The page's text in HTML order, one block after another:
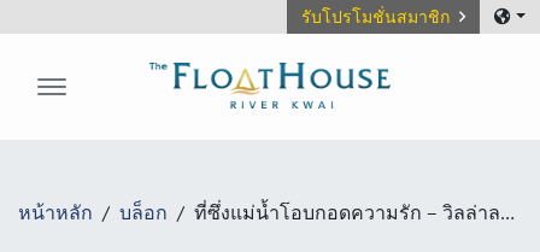
รับโปรโมชั่นสมาชิก
หน้าหลัก บล็อก ที่ซึ่งแม่น้ำโอบกอดความรัก – วิลล่าลอยน้ำกลางป่าเขตร้อน